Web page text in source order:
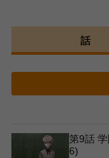
話
第9話
6)